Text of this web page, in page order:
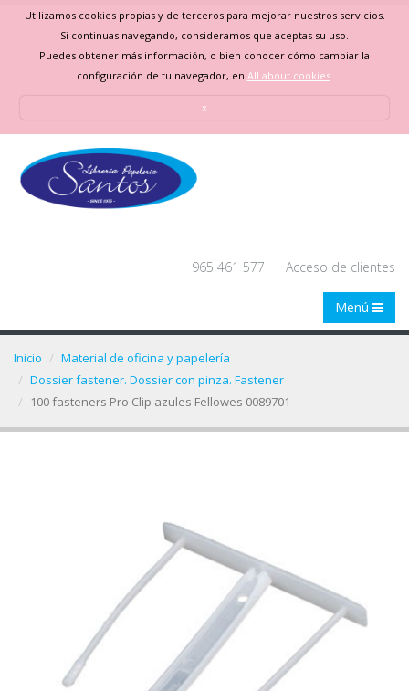
Utilizamos cookies propias y de terceros para mejorar nuestros servicios.
Si continuas navegando, consideramos que aceptas su uso.
Puedes obtener más información, o bien conocer cómo cambiar la
configuración de tu navegador, en All about cookies.
x
965 461 577 Acceso de clientes
Menú
Inicio
Material de oficina y papelería
Dossier fastener. Dossier con pinza. Fastener
100 fasteners Pro Clip azules Fellowes 0089701